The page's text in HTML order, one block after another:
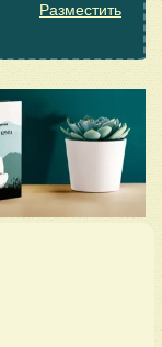
Разместить